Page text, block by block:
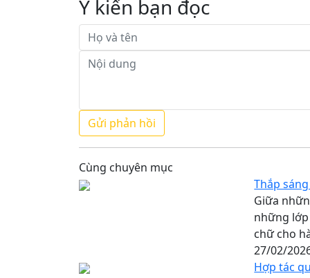
Ý kiến bạn đọc
Cùng chuyên mục
Thắp
Giữa
những
chữ cho
27/02/
Hợp tác